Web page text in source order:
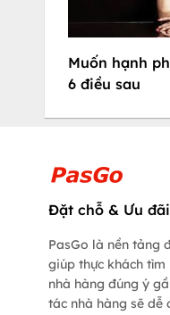
Muốn hạnh
6 điều sau
Đặt chỗ & Ưu đãi
PasGo là nền tảng
giúp thực khách
nhà hàng đúng ý
tác nhà hàng sẽ dễ